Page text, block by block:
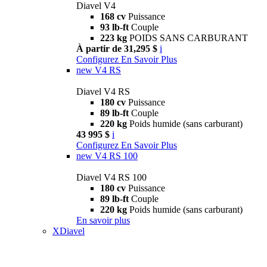
Diavel V4
168 cv Puissance
93 lb-ft Couple
223 kg POIDS SANS CARBURANT
À partir de 31,295 $ i
Configurez En Savoir Plus
new V4 RS
Diavel V4 RS
180 cv Puissance
89 lb-ft Couple
220 kg Poids humide (sans carburant)
43 995 $ i
Configurez En Savoir Plus
new V4 RS 100
Diavel V4 RS 100
180 cv Puissance
89 lb-ft Couple
220 kg Poids humide (sans carburant)
En savoir plus
XDiavel